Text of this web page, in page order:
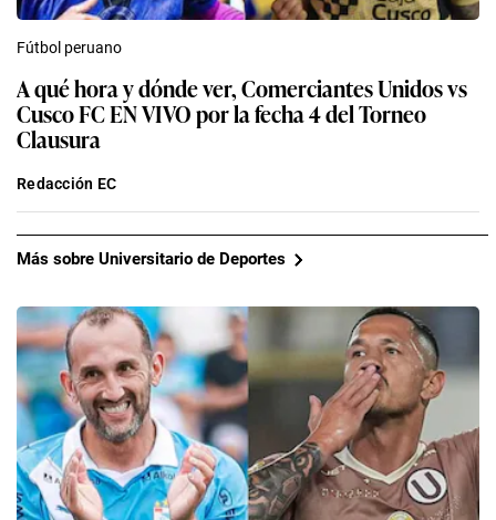
Fútbol peruano
A qué hora y dónde ver, Comerciantes Unidos vs
Cusco FC EN VIVO por la fecha 4 del Torneo
Clausura
Redacción EC
Más sobre Universitario de Deportes